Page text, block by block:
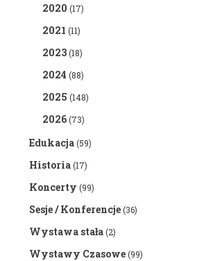
2020 (17)
2021 (11)
2023(18)
2024 (88)
2025 (148)
2026(73)
Edukacja(59)
Historia(17)
Koncerty (99)
Sesje / Konferencje(36)
Wystawa stała(2)
Wystawy Czasowe(99)